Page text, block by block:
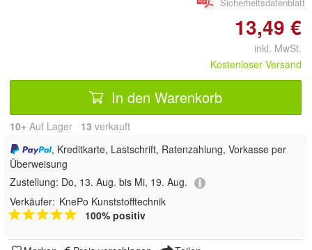
13,49 €
inkl. MwSt.
Kostenloser Versand
In den Warenkorb
10+ Auf Lager 13 verkauft
, Kreditkarte, Lastschrift, Ratenzahlung, Vorkasse per
Überweisung
Zustellung: Do, 13. Aug. bis Mi, 19. Aug.
Verkäufer: KnePo Kunststofftechnik
100% positiv